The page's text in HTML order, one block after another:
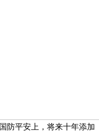
防平安上，将来十年添加